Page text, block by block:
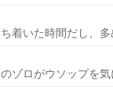
着いた時間だし、多
ゾロがウソップを気